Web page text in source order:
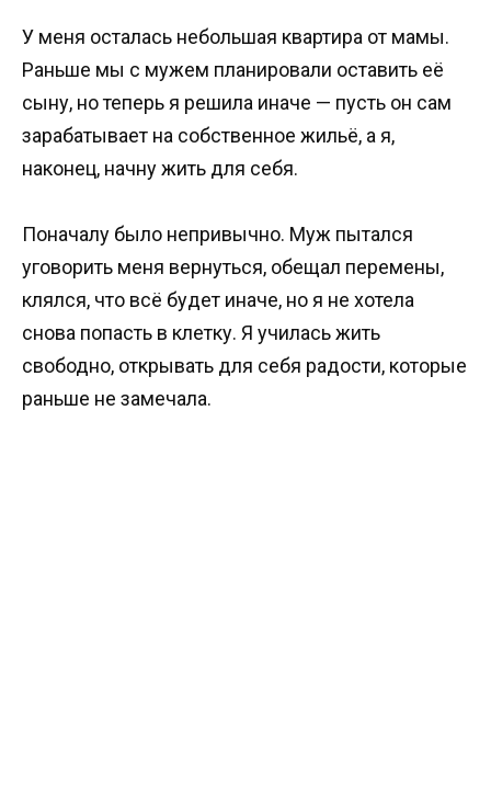
У меня осталась небольшая квартира от мамы.
Раньше мы с мужем планировали оставить её
сыну, но теперь я решила иначе — пусть он сам
зарабатывает на собственное жильё, а я,
наконец, начну жить для себя.
Поначалу было непривычно. Муж пытался
уговорить меня вернуться, обещал перемены,
клялся, что всё будет иначе, но я не хотела
снова попасть в клетку. Я училась жить
свободно, открывать для себя радости, которые
раньше не замечала.